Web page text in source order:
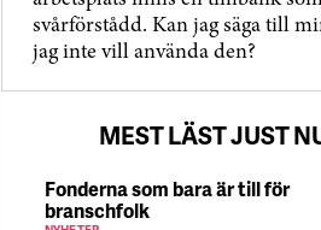
svårförstådd. Kan jag säga till
jag inte vill använda den?
MEST LÄST JUST
Fonderna som bara är till för
branschfolk